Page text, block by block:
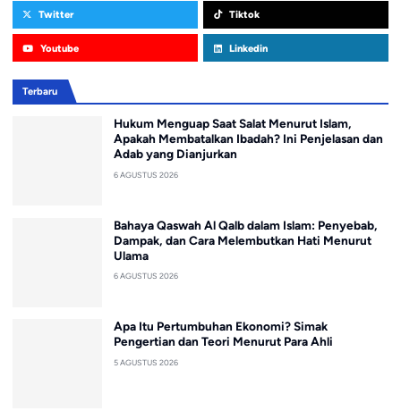
Twitter Tiktok
Youtube Linkedin
Terbaru
Hukum Menguap Saat Salat Menurut Islam,
Apakah Membatalkan Ibadah? Ini Penjelasan dan
Adab yang Dianjurkan
6 AGUSTUS 2026
Bahaya Qaswah Al Qalb dalam Islam: Penyebab,
Dampak, dan Cara Melembutkan Hati Menurut
Ulama
6 AGUSTUS 2026
Apa Itu Pertumbuhan Ekonomi? Simak
Pengertian dan Teori Menurut Para Ahli
5 AGUSTUS 2026